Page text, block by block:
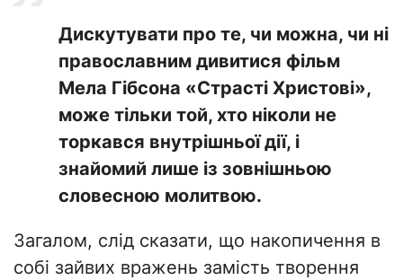
Дискутувати про те, чи можна, чи ні
православним дивитися фільм
Мела Гібсона «Страсті Христові»,
може тільки той, хто ніколи не
торкався внутрішньої дії, і
знайомий лише із зовнішньою
словесною молитвою.
Загалом, слід сказати, що накопичення в
собі зайвих вражень замість творення